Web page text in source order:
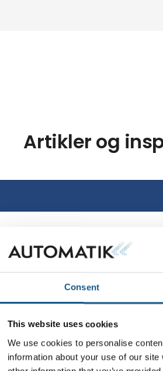
Consent
This website uses cookies
We use cookies to personalise
information about your use of our
Artikler og